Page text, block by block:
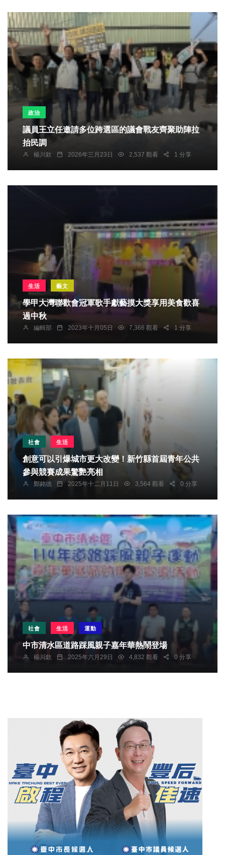
政治
議員王立任邀請多位跨選區的議會戰友齊聚助陣拉
抬民調
楊川欽 2026年三月23日 2,537 觀看 1 分享
生活 藝文
學甲大灣聯歡會冠軍歌手獻藝摸大獎享用美食歡喜
過中秋
編輯部 2023年十月05日 7,366 觀看 1 分享
社會 生活
創意可以引爆城市更大改變！新竹縣首屆青年公共
參與競賽成果驚艷亮相
鄭銘德 2025年十二月11日 3,564 觀看 0 分享
社會 生活 運動
中市清水區道路踩風親子嘉年華熱鬧登場
楊川欽 2025年六月29日 4,832 觀看 0 分享